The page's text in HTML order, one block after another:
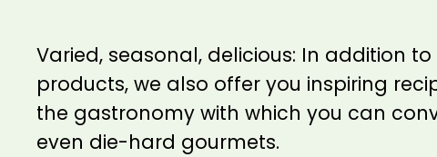
Varied, seasonal, delicious: In addition to
products, we also offer you inspiring
the gastronomy with which you can
even die-hard gourmets.